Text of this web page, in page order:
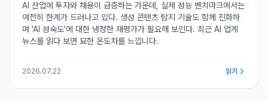
AI 산업에 투자와 채용이 급증하는 가운데, 실제 성능 벤치마크에서는
여전히 한계가 드러나고 있다. 생성 콘텐츠 탐지 기술도 함께 진화하
며 'AI 성숙도'에 대한 냉정한 재평가가 필요해 보인다. 최근 AI 업계
뉴스를 읽다 보면 묘한 온도차를 느낍니다.
2026.07.22 읽기